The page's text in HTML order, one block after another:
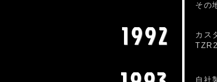
その
1992
カス
自社